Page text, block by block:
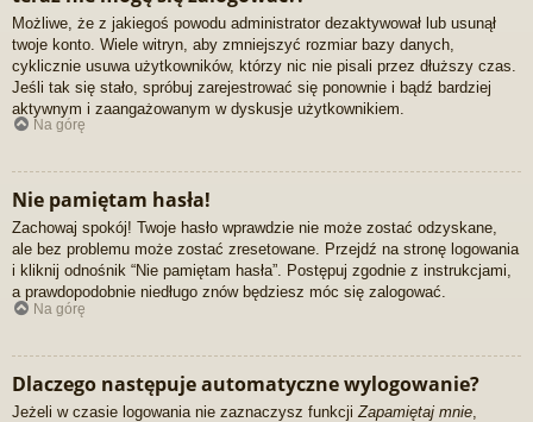
Możliwe, że z jakiegoś powodu administrator dezaktywował lub usunął
twoje konto. Wiele witryn, aby zmniejszyć rozmiar bazy danych,
cyklicznie usuwa użytkowników, którzy nic nie pisali przez dłuższy czas.
Jeśli tak się stało, spróbuj zarejestrować się ponownie i bądź bardziej
aktywnym i zaangażowanym w dyskusje użytkownikiem.
Na górę
Nie pamiętam hasła!
Zachowaj spokój! Twoje hasło wprawdzie nie może zostać odzyskane,
ale bez problemu może zostać zresetowane. Przejdź na stronę logowania
i kliknij odnośnik “Nie pamiętam hasła”. Postępuj zgodnie z instrukcjami,
a prawdopodobnie niedługo znów będziesz móc się zalogować.
Na górę
Dlaczego następuje automatyczne wylogowanie?
Jeżeli w czasie logowania nie zaznaczysz funkcji Zapamiętaj mnie